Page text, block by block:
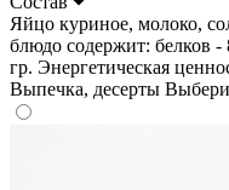
Яйцо куриное, молоко,
блюдо содержит: белков -
гр. Энергетическая
Выпечка, десерты